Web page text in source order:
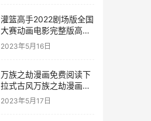
灌篮高手2022剧场版全国
大赛动画电影完整版高清-
动漫-全集
2023年5月16日
万族之劫漫画免费阅读下
拉式古风万族之劫漫画最
新章节
2023年5月17日